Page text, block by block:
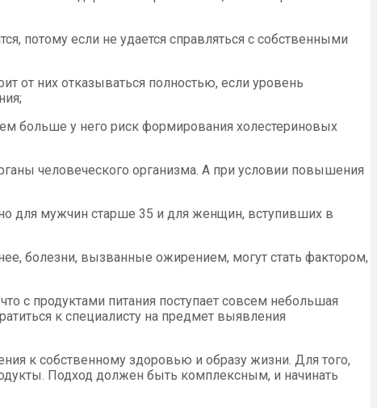
потому если не удается справляться с собственными
от них отказываться полностью, если уровень
больше у него риск формирования холестериновых
человеческого организма. А при условии повышения
для мужчин старше 35 и для женщин, вступивших в
болезни, вызванные ожирением, могут стать фактором,
с продуктами питания поступает совсем небольшая
к специалисту на предмет выявления
к собственному здоровью и образу жизни. Для того,
Подход должен быть комплексным, и начинать